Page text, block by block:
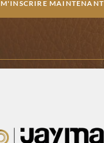
M'INSCRIRE MAINTENANT